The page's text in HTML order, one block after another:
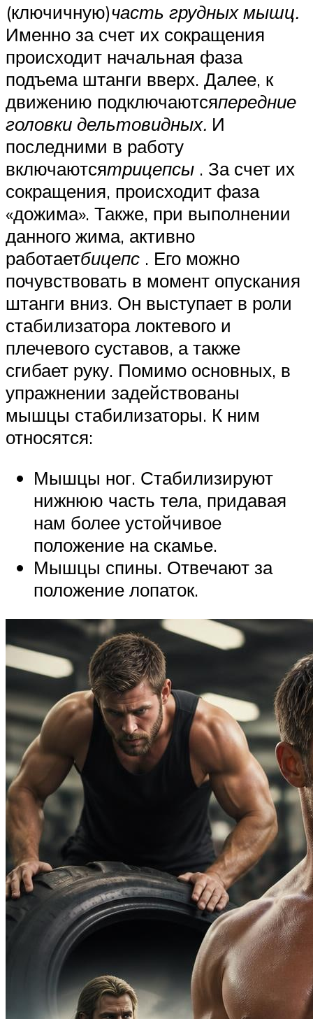
(ключичную)часть грудных мышц.
Именно за счет их сокращения
происходит начальная фаза
подъема штанги вверх. Далее, к
движению подключаютсяпередние
головки дельтовидных. И
последними в работу
включаютсятрицепсы . За счет их
сокращения, происходит фаза
«дожима». Также, при выполнении
данного жима, активно
работаетбицепс . Его можно
почувствовать в момент опускания
штанги вниз. Он выступает в роли
стабилизатора локтевого и
плечевого суставов, а также
сгибает руку. Помимо основных, в
упражнении задействованы
мышцы стабилизаторы. К ним
относятся:
Мышцы ног. Стабилизируют
нижнюю часть тела, придавая
нам более устойчивое
положение на скамье.
Мышцы спины. Отвечают за
положение лопаток.